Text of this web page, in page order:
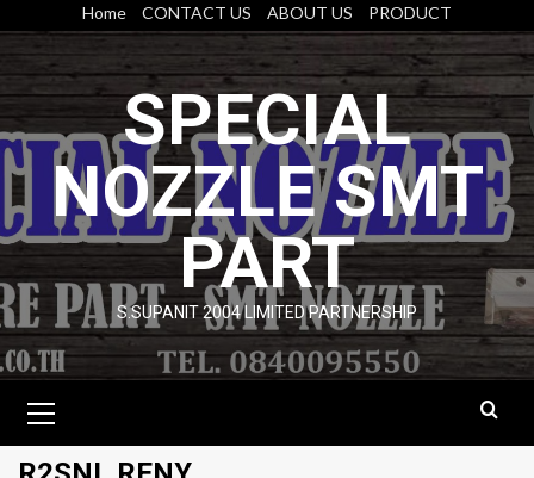
content
Home CONTACT US ABOUT US PRODUCT
SPECIAL
NOZZLE SMT
PART
S.SUPANIT 2004 LIMITED PARTNERSHIP
Menu